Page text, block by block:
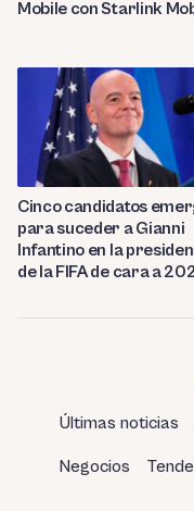
Mobile con Starlink
Cinco candidatos
para suceder a Gianni
Infantino en la
de la FIFA de cara a
Últimas noticias
Negocios